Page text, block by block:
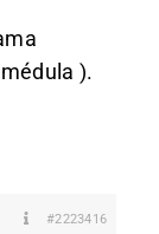
).
#2223416